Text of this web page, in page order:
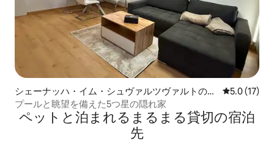
シェーナッハ・イム・シュヴァルツヴァルトのマ
ンション・アパート
レビュー17
5.0 (17)
プールと眺望を備えた5つ星の隠れ家
ペットと泊まれるまるまる貸切の宿泊
先